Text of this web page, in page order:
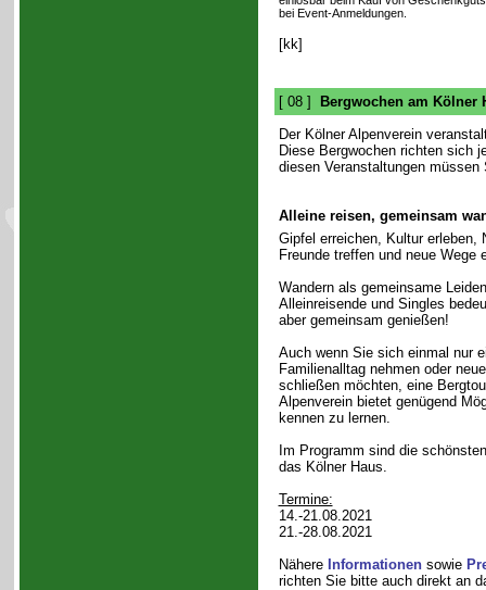
bei Event-Anmeldungen.
[kk]
[ 08 ]
Bergwochen am Kölner
Der Kölner Alpenverein
Diese Bergwochen richten sich
diesen Veranstaltungen
Alleine reisen, gemeinsam
Gipfel erreichen, Kultur erleben,
Freunde treffen und neue Wege
Wandern als gemeinsame
Alleinreisende und Singles
aber gemeinsam genießen!
Auch wenn Sie sich einmal nur
Familienalltag nehmen oder
schließen möchten, eine
Alpenverein bietet genügend
kennen zu lernen.
Im Programm sind die
das Kölner Haus.
Termine:
14.-21.08.2021
21.-28.08.2021
Nähere Informationensowie
richten Sie bitte auch direkt an